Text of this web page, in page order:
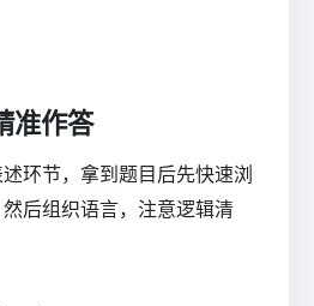
准作答
环节，拿到题目后先快速浏
后组织语言，注意逻辑清